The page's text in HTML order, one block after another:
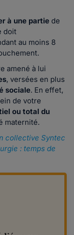
à une partie de
doit
au moins 8
amené à lui
, versées en plus
sociale. En effet,
de votre
ou total du
maternité.
collective Syntec
: temps de